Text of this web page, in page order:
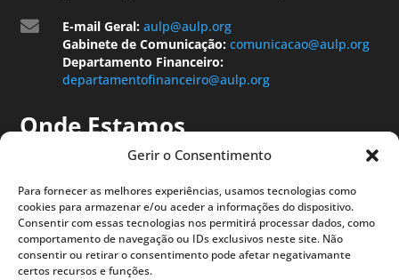
Gerir o Consentimento
Para fornecer as melhores experiências, usamos tecnologias como
cookies para armazenar e/ou aceder a informações do dispositivo.
Consentir com essas tecnologias nos permitirá processar dados, como
comportamento de navegação ou IDs exclusivos neste site. Não
consentir ou retirar o consentimento pode afetar negativamante
certos recursos e funções.
 E-mail Geral: aulp@aulp.org
Gabinete de Comunicação: comunicacao@aulp.org
Departamento Financeiro:
departamentofinanceiro@aulp.org
Onde Estamos